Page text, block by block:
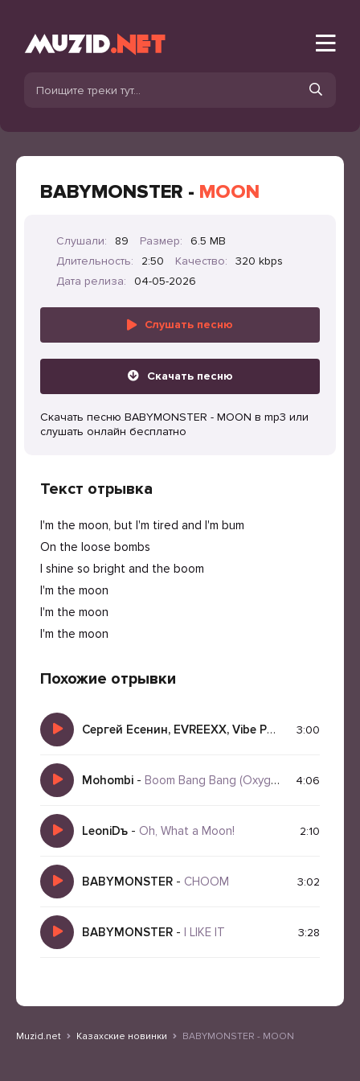
BABYMONSTER - MOON
Слушали: 89 Размер:
6.5 MB
Длительность:
2:50 Качество:
320 kbps
Дата релиза:
04-05-2026
Слушать песню
Скачать песню
Скачать песню BABYMONSTER - MOON в mp3 или
слушать онлайн бесплатно
Текст отрывка
I'm the moon, but I'm tired and I'm bum
On the loose bombs
I shine so bright and the boom
I'm the moon
I'm the moon
I'm the moon
Похожие отрывки
Сергей Есенин, EVREEXX, Vibe Poems -I m tired
3:00
Mohombi - Boom Bang Bang (Oxygen Remix 2026) 4:06
LeoniDъ - Oh, What a Moon! 2:10
BABYMONSTER - CHOOM 3:02
BABYMONSTER - I LIKE IT 3:28
Muzid.net Казахские новинки BABYMONSTER - MOON